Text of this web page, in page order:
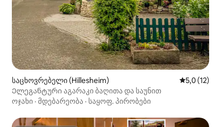
საცხოვრებელი (Hillesheim) საშუალო
5,0 (12)
Ელეგანტური აგარაკი ბაღითა და საუნით
ოჯახი · მდებარეობა · საყოფ. პირობები